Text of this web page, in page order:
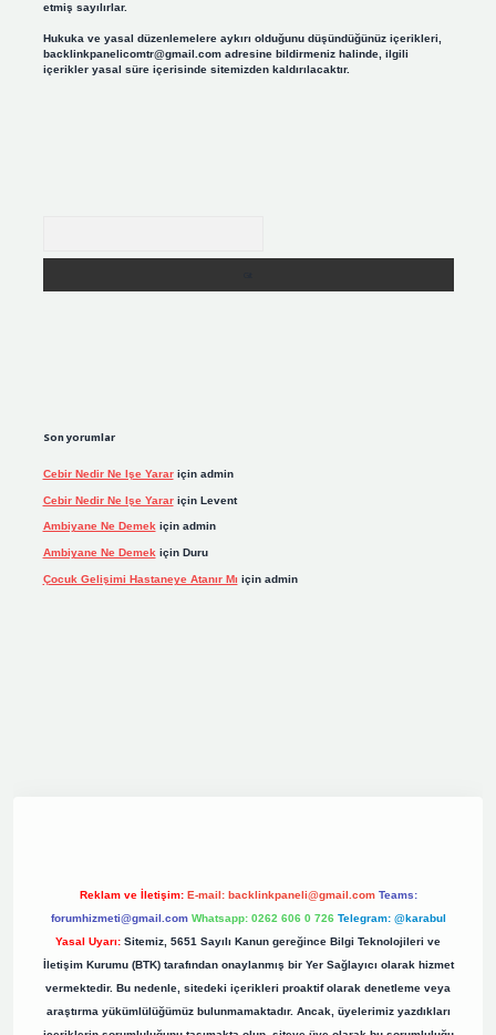
etmiş sayılırlar.
Hukuka ve yasal düzenlemelere aykırı olduğunu düşündüğünüz içerikleri,
backlinkpanelicomtr@gmail.comadresine bildirmeniz halinde, ilgili
içerikler yasal süre içerisinde sitemizden kaldırılacaktır.
Son yorumlar
Cebir Nedir Ne Işe Yarariçin admin
Cebir Nedir Ne Işe Yarariçin Levent
Ambiyane Ne Demekiçin admin
Ambiyane Ne Demek için Duru
Çocuk Gelişimi Hastaneye Atanır Mı için admin
Reklam ve İletişim: E-mail: backlinkpaneli@gmail.com Teams:
forumhizmeti@gmail.com Whatsapp: 0262 606 0 726 Telegram: @karabul
Yasal Uyarı: Sitemiz, 5651 Sayılı Kanun gereğince Bilgi Teknolojileri ve
İletişim Kurumu (BTK) tarafından onaylanmış bir Yer Sağlayıcı olarak hizmet
vermektedir. Bu nedenle, sitedeki içerikleri proaktif olarak denetleme veya
araştırma yükümlülüğümüz bulunmamaktadır. Ancak, üyelerimiz yazdıkları